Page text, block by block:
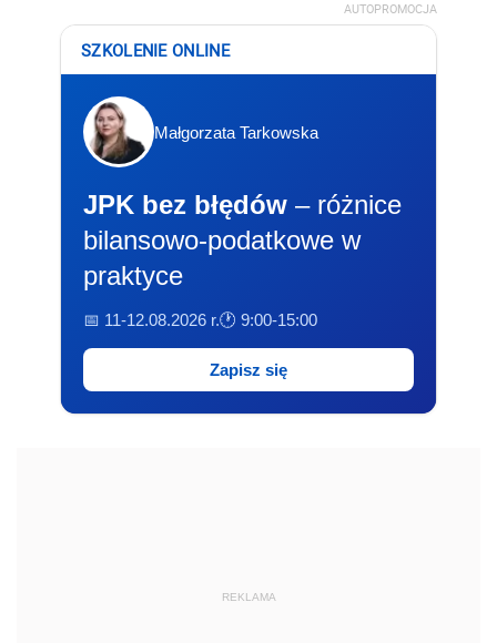
AUTOPROMOCJA
SZKOLENIE ONLINE
Małgorzata Tarkowska
JPK bez błędów – różnice
bilansowo-podatkowe w
praktyce
📅 11-12.08.2026 r.🕐 9:00-15:00
Zapisz się
REKLAMA